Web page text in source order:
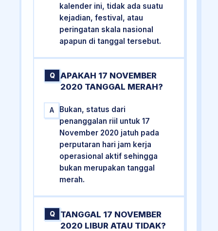
kalender ini, tidak ada suatu
kejadian, festival, atau
peringatan skala nasional
apapun di tanggal tersebut.
Q
APAKAH 17 NOVEMBER
2020 TANGGAL MERAH?
A
Bukan, status dari
penanggalan riil untuk 17
November 2020 jatuh pada
perputaran hari jam kerja
operasional aktif sehingga
bukan merupakan tanggal
merah.
Q
TANGGAL 17 NOVEMBER
2020 LIBUR ATAU TIDAK?